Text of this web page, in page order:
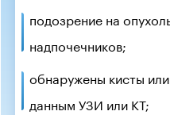
подозрение на
надпочечников;
обнаружены кисты
данным УЗИ или КТ;